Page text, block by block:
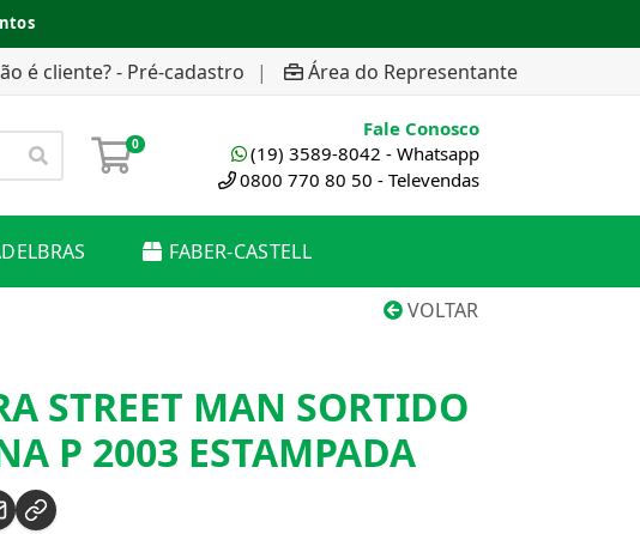
é cliente? - Pré-cadastro | Área do Representante
0
Fale Conosco
(19) 3589-8042 - Whatsapp
0800 770 80 50 - Televendas
FABER-CASTELL
VOLTAR
STREET MAN SORTIDO
P 2003 ESTAMPADA